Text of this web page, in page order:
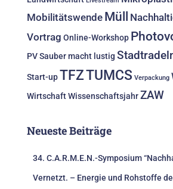
Mobilitätswende Müll
Vortrag Online-Workshop
PVSauber macht lustig
Start-upTFZTUMCS Verpackung
WirtschaftWissenschaftsjahrZAW
Neueste Beiträge
34. C.A.R.M.E.N.-Symposium
Vernetzt. – Energie und Rohstoffe